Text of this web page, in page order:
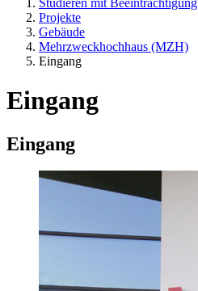
Projekte
Gebäude
Mehrzweckhochhaus (MZH)
Eingang
Eingang
Eingang